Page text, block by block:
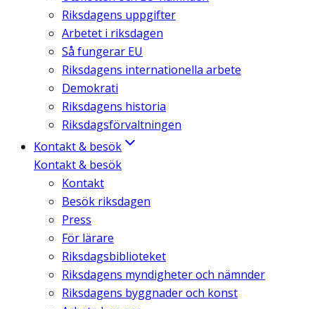
Riksdagens uppgifter
Arbetet i riksdagen
Så fungerar EU
Riksdagens internationella arbete
Demokrati
Riksdagens historia
Riksdagsförvaltningen
Kontakt & besök
Kontakt & besök
Kontakt
Besök riksdagen
Press
För lärare
Riksdagsbiblioteket
Riksdagens myndigheter och nämnder
Riksdagens byggnader och konst